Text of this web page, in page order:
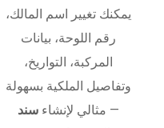
يمكنك تغيير اسم المالك،
رقم اللوحة، بيانات
المركبة، التواريخ،
وتفاصيل الملكية بسهولة
— مثالي لإنشاء سند